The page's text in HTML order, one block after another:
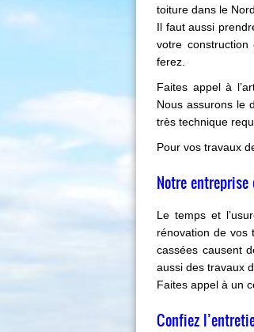
toiture dans le
Il faut aussi
votre
ferez.
Faites appel à
Nous assurons le
très technique
Pour vos travaux
Notre
Le temps et
rénovation de vos
cassées causent
aussi des travaux
Faites appel à un
Confiez